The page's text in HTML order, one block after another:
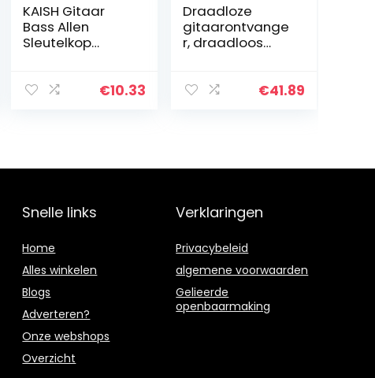
KAISH Gitaar
Bass Allen
Sleutelkop
Rose Tremolo
€10.33
Draadloze
gitaarontvange
r, draadloos
Ingebouwde
€41.89
Snelle links
Home
Alles winkelen
Blogs
Adverteren?
Onze webshops
Overzicht
Verklaringen
Privacybeleid
algemene voorwaarden
Gelieerde
openbaarmaking